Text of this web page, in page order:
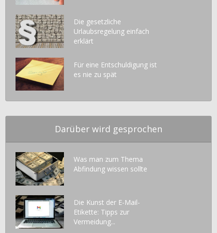
Die gesetzliche
Urlaubsregelung einfach
erklärt
Für eine Entschuldigung ist
es nie zu spät
Darüber wird gesprochen
Was man zum Thema
Abfindung wissen sollte
Die Kunst der E-Mail-
Etikette: Tipps zur
Vermeidung...